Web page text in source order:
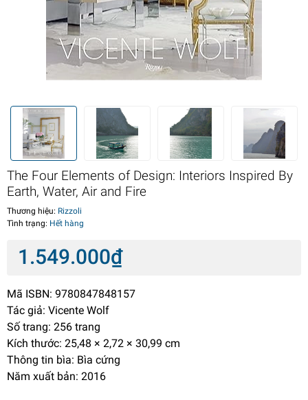
The Four Elements of Design: Interiors Inspired By
Earth, Water, Air and Fire
Thương hiệu: Rizzoli
Tình trạng: Hết hàng
1.549.000₫
Mã ISBN: 9780847848157
Tác giả: Vicente Wolf
Số trang: 256 trang
Kích thước: 25,48 × 2,72 × 30,99 cm
Thông tin bìa: Bìa cứng
Năm xuất bản: 2016